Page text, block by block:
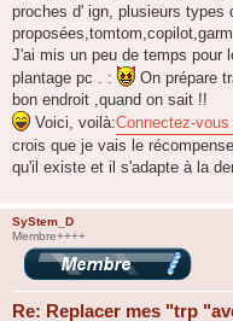
proches d' ign, plusieurs types
J'ai mis un peu de temps pour
plantage pc . :
On prépare
bon endroit ,quand on sait !!
Voici, voilà:Connectez-
crois que je vais le
qu'il existe et il s'adapte à la
SyStem_D
Membre++++
Re: Replacer mes "trp